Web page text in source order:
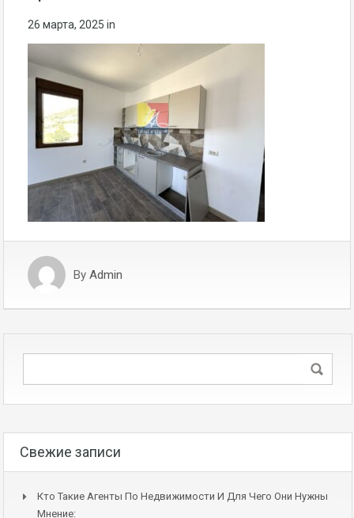
26 марта, 2025 in
By Admin
Свежие записи
Кто Такие Агенты По Недвижимости И Для Чего Они Нужны
Мнение: